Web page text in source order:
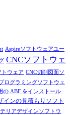
Aspireソフトウェアユー
CNCソフトウェ
トウェア CNC切削図面ソ
ログラミングソフトウェ
の ABF をインストール
インの見積もりソフト
リアデザインソフトウ